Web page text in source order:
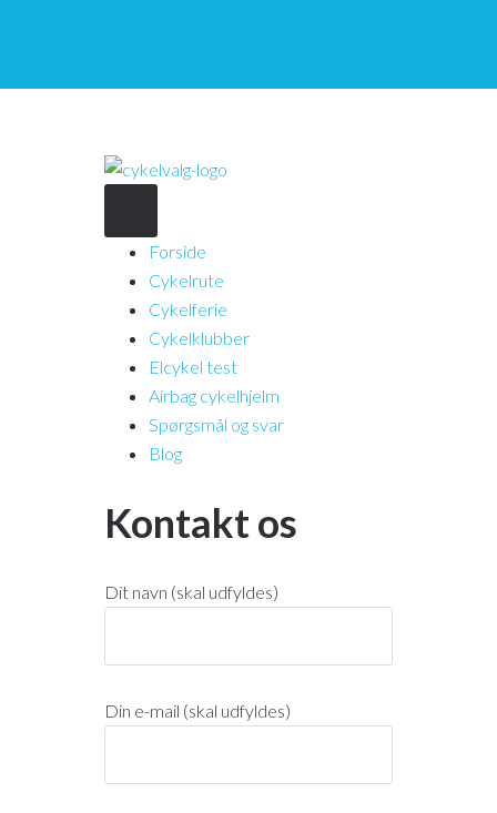
Forside
Cykelrute
Cykelferie
Cykelklubber
Elcykel test
Airbag cykelhjelm
Spørgsmål og svar
Blog
Kontakt os
Dit navn (skal udfyldes)
Din e-mail (skal udfyldes)